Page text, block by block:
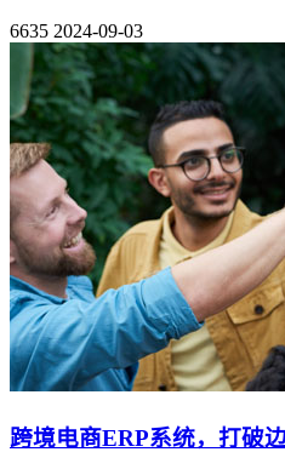
6635 2024-09-03
跨境电商ERP系统，打破